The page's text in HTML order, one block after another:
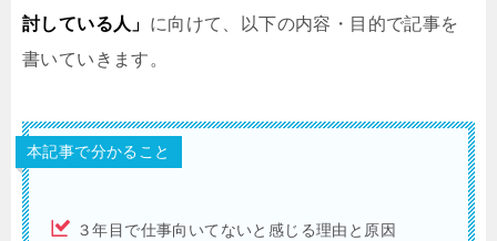
討している人」 に向けて、以下の内容・目的で記事を
書いていきます。
本記事で分かること
３年目で仕事向いてないと感じる理由と原因